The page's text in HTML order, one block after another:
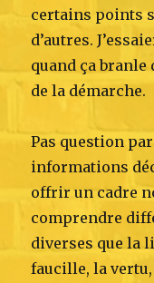
certains points
d’autres.
quand ça branle
de la démarche.
Pas question
informations
offrir un cadre
comprendre
diverses que la
faucille, la